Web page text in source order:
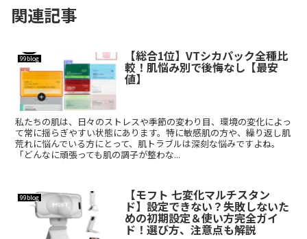
関連記事
99blog 【総合1位】VTシカパック全種比
較！肌悩み別で後悔なし【最安
値】
私たちの肌は、日々のストレスや季節の変わり目、環境の変化によっ
て常に揺らぎやすい状態にあります。特に敏感肌の方や、繰り返し肌
荒れに悩んでいる方にとって、肌トラブルは深刻な悩みですよね。
「どんなに頑張っても肌の調子が整わな...
99blog 【モフト 七変化マルチスタン
ド】設定できない？失敗しないた
めの初期設定＆使い方完全ガイ
ド！選び方、注意点も解説